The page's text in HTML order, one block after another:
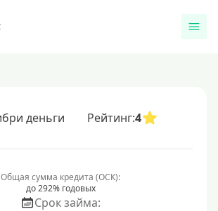
Рейтинг:4
Общая сумма кредита (ОСК):
до 292% годовых
Срок займа: